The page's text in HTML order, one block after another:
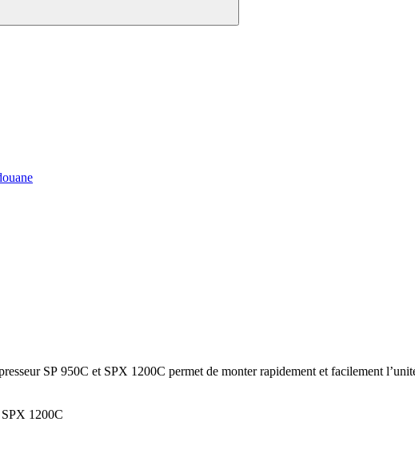
SP 950C et SPX 1200C permet de monter rapidement et facilement
SPX 1200C